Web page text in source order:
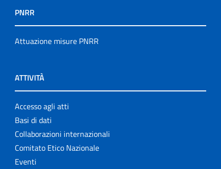
PNRR
Attuazione misure PNRR
ATTIVITÀ
Accesso agli atti
Basi di dati
Collaborazioni internazionali
Comitato Etico Nazionale
Eventi